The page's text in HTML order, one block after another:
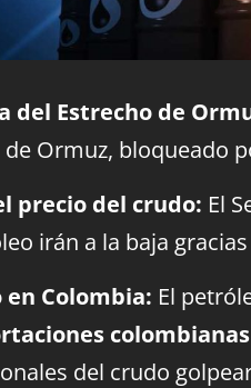
del Estrecho de
de Ormuz, bloqueado
precio del crudo: El
irán a la baja
Colombia: El
del crudo